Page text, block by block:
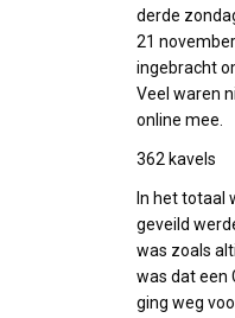
derde
21
ingebracht
Veel waren
online mee.
362 kavels
In het totaal
geveild
was zoals
was dat een
ging weg